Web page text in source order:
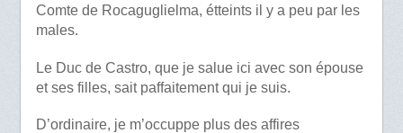
Comte de Rocaguglielma, étteints il y a peu par les
males.
Le Duc de Castro, que je salue ici avec son épouse
et ses filles, sait paffaitement qui je suis.
D’ordinaire, je m’occuppe plus des affires